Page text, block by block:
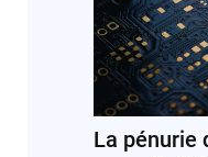
La pénurie